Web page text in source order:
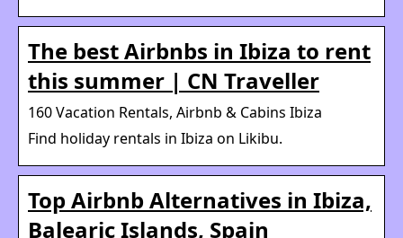
The best Airbnbs in Ibiza to rent
this summer | CN Traveller
160 Vacation Rentals, Airbnb & Cabins Ibiza
Find holiday rentals in Ibiza on Likibu.
Top Airbnb Alternatives in Ibiza,
Balearic Islands, Spain